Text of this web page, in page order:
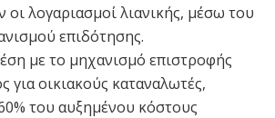
λογαριασμοί λιανικής, μέσω του
επιδότησης.
με το μηχανισμό επιστροφής
για οικιακούς καταναλωτές,
του αυξημένου κόστους